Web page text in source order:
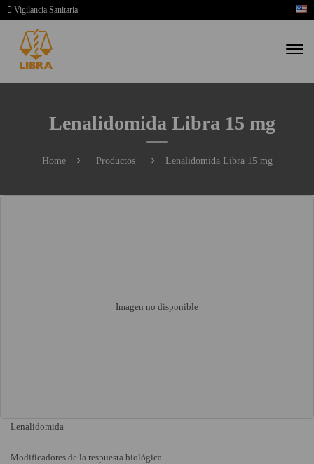
Vigilancia Sanitaria
Lenalidomida Libra 15 mg
Home Productos Lenalidomida Libra 15 mg
Imagen no disponible
Lenalidomida
Modificadores de la respuesta biológica